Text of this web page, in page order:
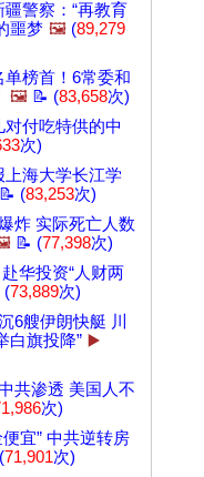
警察：“再教育
噩梦 🖼️ (89,279
榜首！6常委和
🖼️ 📝 (83,658次)
付吃特供的中
次)
上海大学长江学
📝 (83,253次)
炸 实际死亡人数
📝 (77,398次)
华投资“人财两
(73,889次)
6艘伊朗快艇 川
白旗投降” ▶️
共渗透 美国人不
次)
宜” 中共逆转房
(71,901次)